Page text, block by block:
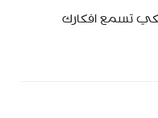
تسمع افكارك